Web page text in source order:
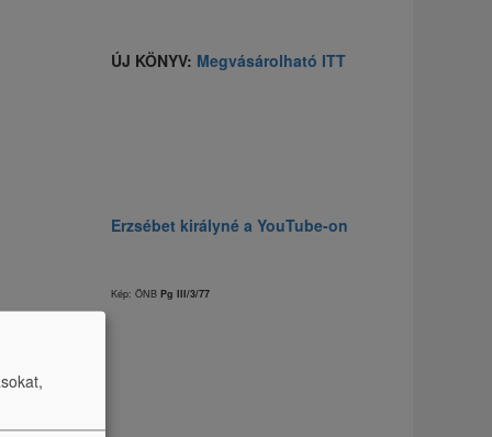
ÚJ KÖNYV: Megvásárolható ITT
Erzsébet királyné a YouTube-on
Kép: ÖNB Pg III/3/77